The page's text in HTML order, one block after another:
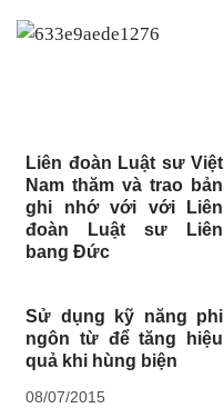
Liên đoàn Luật sư Việt
Nam thăm và trao bản
ghi nhớ với với Liên
đoàn Luật sư Liên
bang Đức
Sử dụng kỹ năng phi
ngôn từ để tăng hiệu
quả khi hùng biện
08/07/2015